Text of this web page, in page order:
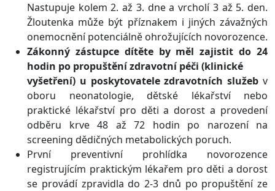
Nastupuje kolem 2. až 3. dne a vrcholí 3 až 5. den.
Žloutenka může být příznakem i jiných závažných
onemocnění potenciálně ohrožujících novorozence.
Zákonný zástupce dítěte by měl zajistit do 24
hodin po propuštění zdravotní péči (klinické
vyšetření) u poskytovatele zdravotních služeb v
oboru neonatologie, dětské lékařství nebo
praktické lékařství pro děti a dorost a provedení
odběru krve 48 až 72 hodin po narození na
screening dědičných metabolických poruch.
První preventivní prohlídka novorozence
registrujícím praktickým lékařem pro děti a dorost
se provádí zpravidla do 2-3 dnů po propuštění ze